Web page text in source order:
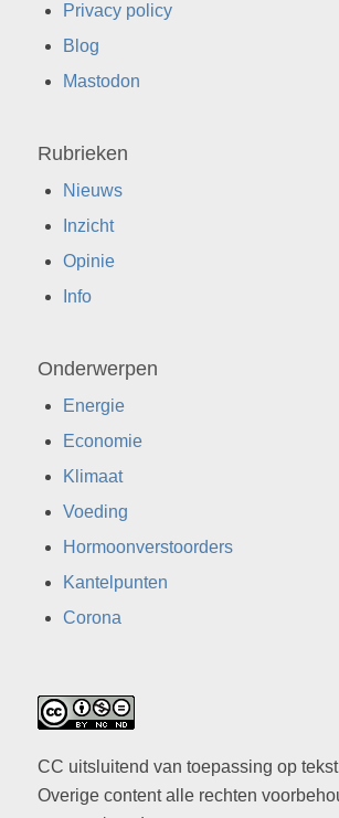
Privacy policy
Blog
Mastodon
Rubrieken
Nieuws
Inzicht
Opinie
Info
Onderwerpen
Energie
Economie
Klimaat
Voeding
Hormoonverstoorders
Kantelpunten
Corona
CC uitsluitend van toepassing op
Overige content alle rechten